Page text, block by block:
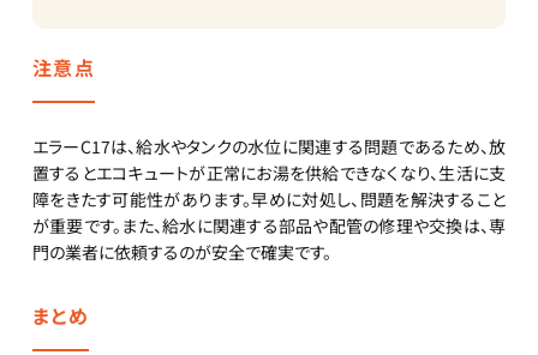
注意点
エラーC17は、給水やタンクの水位に関連する問題であるため、放
置するとエコキュートが正常にお湯を供給できなくなり、生活に支
障をきたす可能性があります。早めに対処し、問題を解決すること
が重要です。また、給水に関連する部品や配管の修理や交換は、専
門の業者に依頼するのが安全で確実です。
まとめ